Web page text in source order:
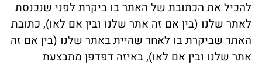
להכיל את הכתובת של האתר בו ביקרת לפני שנכנסת
לאתר שלנו (בין אם זה אתר שלנו ובין אם לאו), כתובת
האתר שביקרת בו לאחר שהיית באתר שלנו (בין אם זה
אתר שלנו ובין אם לאו), באיזה דפדפן מתבצעת